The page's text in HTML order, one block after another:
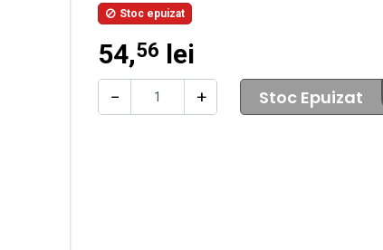
 Stoc epuizat
54,56 lei
− + Stoc Epuizat